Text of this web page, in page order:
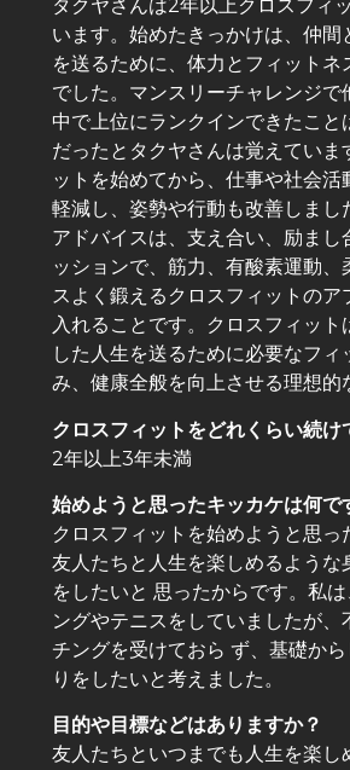
タクヤさんは2年以上クロスフィ
います。始めたきっかけは、仲間
を送るために、体力とフィットネ
でした。マンスリーチャレンジで
中で上位にランクインできたこと
だったとタクヤさんは覚えていま
ットを始めてから、仕事や社会活
軽減し、姿勢や行動も改善しまし
アドバイスは、支え合い、励まし
ッションで、筋力、有酸素運動、
スよく鍛えるクロスフィットのア
入れることです。クロスフィット
した人生を送るために必要なフィ
み、健康全般を向上させる理想的
クロスフィットをどれくらい続け
2年以上3年未満
始めようと思ったキッカケは何で
クロスフィットを始めようと思っ
友人たちと人生を楽しめるような
をしたいと 思ったからです。私
ングやテニスをしていましたが、
チングを受けておら ず、基礎か
りをしたいと考えました。
目的や目標などはありますか？
友人たちといつまでも人生を楽し